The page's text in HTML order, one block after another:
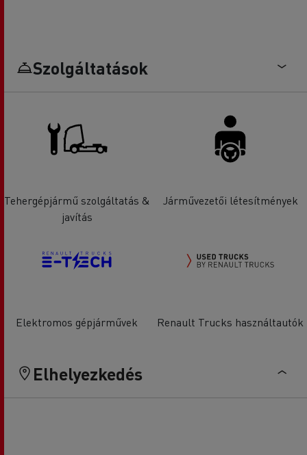
Szolgáltatások
Tehergépjármű szolgáltatás &
javítás
Járművezetői létesítmények
Elektromos gépjárművek Renault Trucks használtautók
Elhelyezkedés